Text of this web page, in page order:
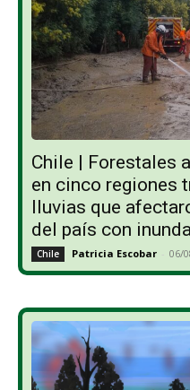
Chile | Forestales
en cinco regiones
lluvias que
del país con
Chile Patricia Escobar - 06/